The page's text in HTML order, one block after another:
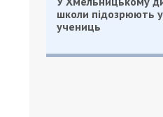
школи підозрюють
учениць